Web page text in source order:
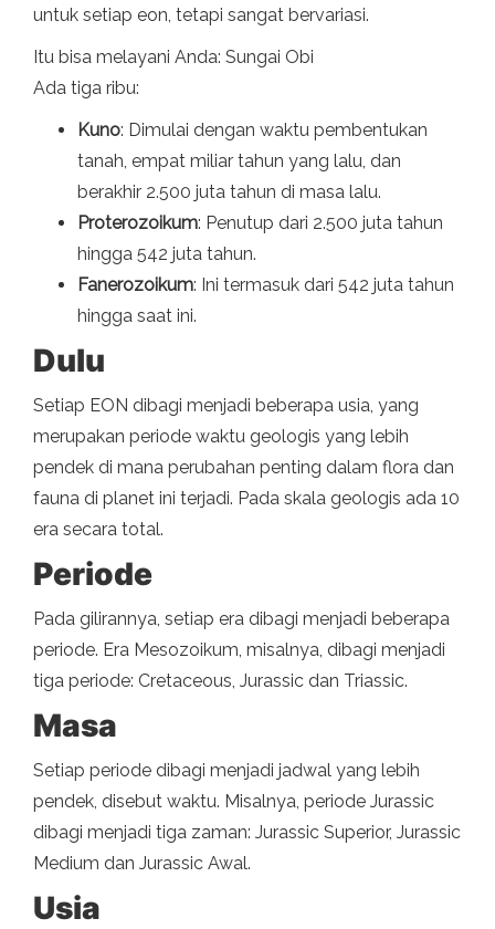
untuk setiap eon, tetapi sangat bervariasi.
Itu bisa melayani Anda: Sungai Obi
Ada tiga ribu:
Kuno: Dimulai dengan waktu pembentukan
tanah, empat miliar tahun yang lalu, dan
berakhir 2.500 juta tahun di masa lalu.
Proterozoikum: Penutup dari 2.500 juta tahun
hingga 542 juta tahun.
Fanerozoikum: Ini termasuk dari 542 juta tahun
hingga saat ini.
Dulu
Setiap EON dibagi menjadi beberapa usia, yang
merupakan periode waktu geologis yang lebih
pendek di mana perubahan penting dalam flora dan
fauna di planet ini terjadi. Pada skala geologis ada 10
era secara total.
Periode
Pada gilirannya, setiap era dibagi menjadi beberapa
periode. Era Mesozoikum, misalnya, dibagi menjadi
tiga periode: Cretaceous, Jurassic dan Triassic.
Masa
Setiap periode dibagi menjadi jadwal yang lebih
pendek, disebut waktu. Misalnya, periode Jurassic
dibagi menjadi tiga zaman: Jurassic Superior, Jurassic
Medium dan Jurassic Awal.
Usia